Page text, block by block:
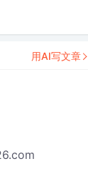
用AI写文章